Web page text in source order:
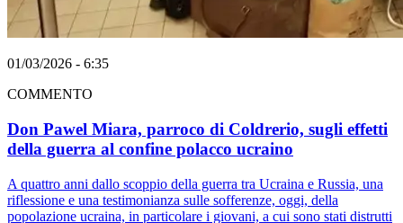
01/03/2026 - 6:35
COMMENTO
Don Pawel Miara, parroco di Coldrerio, sugli effetti
della guerra al confine polacco ucraino
A quattro anni dallo scoppio della guerra tra Ucraina e Russia, una
riflessione e una testimonianza sulle sofferenze, oggi, della
popolazione ucraina, in particolare i giovani, a cui sono stati distrutti